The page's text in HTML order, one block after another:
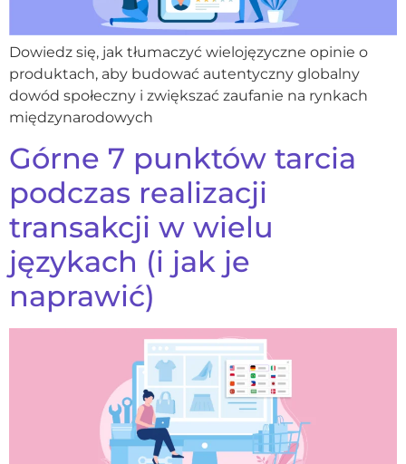
Dowiedz się, jak tłumaczyć wielojęzyczne opinie o
produktach, aby budować autentyczny globalny
dowód społeczny i zwiększać zaufanie na rynkach
międzynarodowych
Górne 7 punktów tarcia
podczas realizacji
transakcji w wielu
językach (i jak je
naprawić)